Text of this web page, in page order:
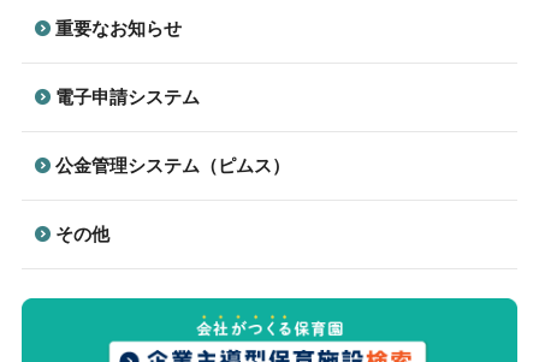
重要なお知らせ
電子申請システム
公金管理システム（ピムス）
その他